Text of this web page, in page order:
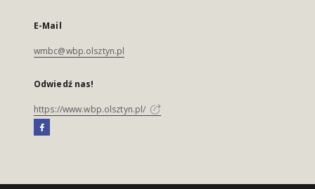
E-Mail
wmbc@wbp.olsztyn.pl
Odwiedź nas!
https://www.wbp.olsztyn.pl/